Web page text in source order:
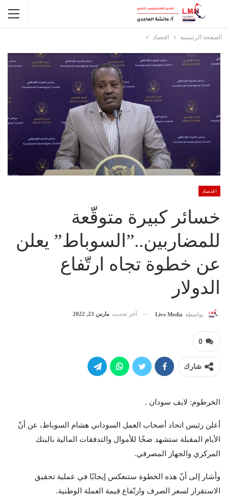
الصفحة الرئيسية اقتصاد
اقتصاد
خسائر كبيرة متوقّعة
للمضاربين..”السوباط” يعلن
عن خطوة تجاه ارتّفاع
الدولار
بواسطة Live Media آخر تحديث مارس 23, 2022
0
شارك
الخرطوم: لايف سودان .
أعلن رئيس اتحاد أصحاب العمل السوداني هشام السوباط، عن أنّ
الأيام المقبلة ستشهد ضخًا للأموال والتدفقات المالية بالبنك
المركزي والجهاز المصرفي.
وأشار إلى أنّ هذه الخطوة ستنعكس إيجابًا في عملية تحقيق
الاستقرار لسعر الصرف وارتّفاع قيمة العملة الوطنية.